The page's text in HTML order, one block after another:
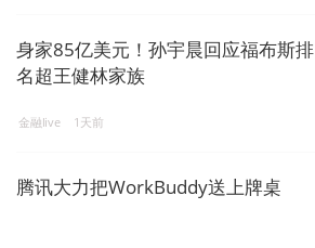
身家85亿美元！孙宇晨回应福布斯排
名超王健林家族
金融live 1天前
腾讯大力把WorkBuddy送上牌桌